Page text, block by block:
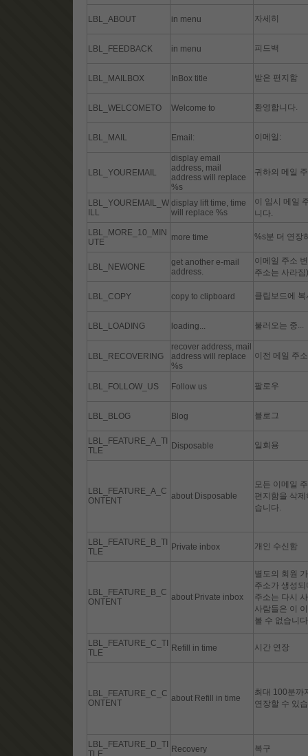
LBL_ABOUT in menu 자세히
LBL_FEEDBACK in menu 피드백
LBL_MAILBOX InBox title 받은 편지함
LBL_WELCOMETO Welcome to 환영합니다.
LBL_MAIL Email: 이메일:
LBL_YOUREMAIL
display email
address, mail
address will replace
%s
귀하의 메일
LBL_YOUREMAIL_W
ILL
display lift time, time
will replace %s
이 임시 메일
니다.
LBL_MORE_10_MIN
UTE
more time %s분 더 연장
LBL_NEWONE
get another e-mail
address.
이메일 주소
주소는 사라짐)
LBL_COPY copy to clipboard 클립보드에 복
LBL_LOADING loading... 불러오는 중...
LBL_RECOVERING
recover address, mail
address will replace
%s
이전 메일 주
LBL_FOLLOW_US Follow us 팔로우
LBL_BLOG Blog 블로그
LBL_FEATURE_A_TI
TLE
Disposable 일회용
LBL_FEATURE_A_C
ONTENT
about Disposable
모든 이메일
편지함을 삭
습니다.
LBL_FEATURE_B_TI
TLE
Private inbox 개인 수신함
LBL_FEATURE_B_C
ONTENT
about Private inbox
별도의 회원
주소가 생성
주소는 다시
사람들은 이
볼 수 없습니
LBL_FEATURE_C_TI
TLE
Refill in time 시간 연장
LBL_FEATURE_C_C
ONTENT
about Refill in time
최대 100분까
연장할 수 있
LBL_FEATURE_D_TI
TLE
Recovery 복구